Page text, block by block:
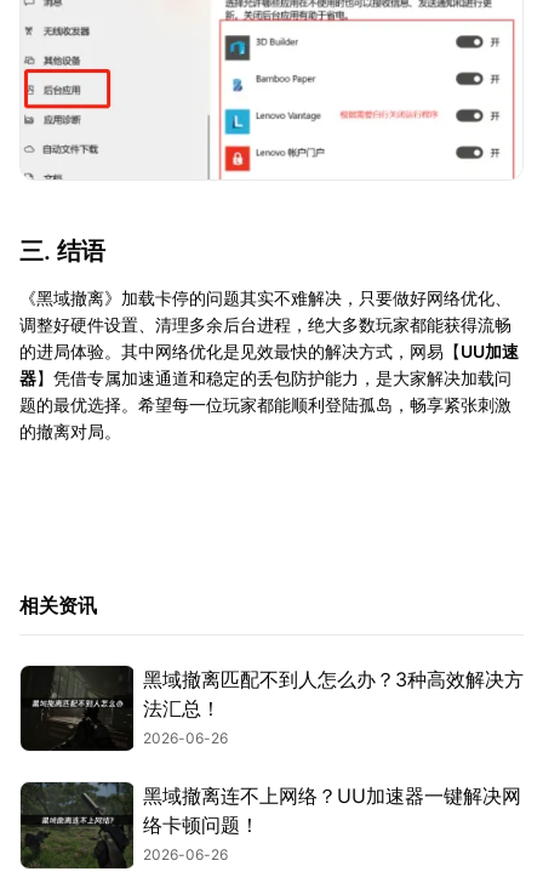
三. 结语
《黑域撤离》加载卡停的问题其实不难解决，只要做好网络优化、
调整好硬件设置、清理多余后台进程，绝大多数玩家都能获得流畅
的进局体验。其中网络优化是见效最快的解决方式，网易【UU加速
器】凭借专属加速通道和稳定的丢包防护能力，是大家解决加载问
题的最优选择。希望每一位玩家都能顺利登陆孤岛，畅享紧张刺激
的撤离对局。
相关资讯
黑域撤离匹配不到人怎么办？3种高效解决方
法汇总！
2026-06-26
黑域撤离连不上网络？UU加速器一键解决网
络卡顿问题！
2026-06-26